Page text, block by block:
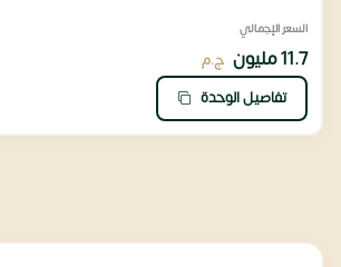
السعر الإجمالي
11.7 مليون ج.م
تفاصيل الوحدة